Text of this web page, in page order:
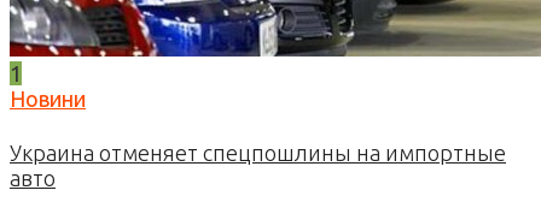
1
Новини
Украина отменяет спецпошлины на импортные
авто